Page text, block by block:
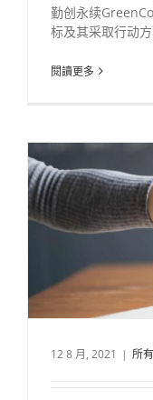
勤创永续
标及其采取行动
閱讀更多
12 8 月, 2021 | 所